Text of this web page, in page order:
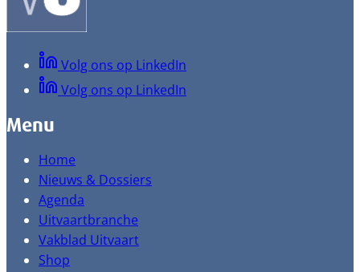
Volg ons op LinkedIn
Volg ons op LinkedIn
Menu
Home
Nieuws & Dossiers
Agenda
Uitvaartbranche
Vakblad Uitvaart
Shop